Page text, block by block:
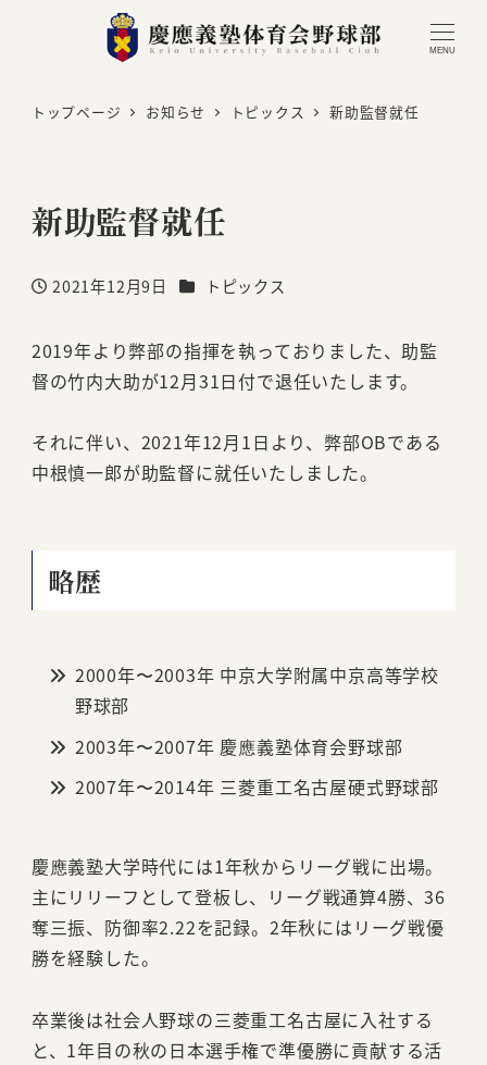
MENU
トップページ お知らせ トピックス 新助監督就任
新助監督就任
投稿日
2021年12月9日 カテゴリー
トピックス
2019年より弊部の指揮を執っておりました、助監
督の竹内大助が12月31日付で退任いたします。
それに伴い、2021年12月1日より、弊部OBである
中根慎一郎が助監督に就任いたしました。
略歴
2000年〜2003年 中京大学附属中京高等学校
野球部
2003年〜2007年 慶應義塾体育会野球部
2007年〜2014年 三菱重工名古屋硬式野球部
慶應義塾大学時代には1年秋からリーグ戦に出場。
主にリリーフとして登板し、リーグ戦通算4勝、36
奪三振、防御率2.22を記録。2年秋にはリーグ戦優
勝を経験した。
卒業後は社会人野球の三菱重工名古屋に入社する
と、1年目の秋の日本選手権で準優勝に貢献する活